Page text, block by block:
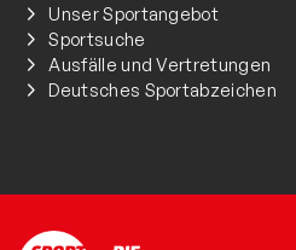
Unser Sportangebot
Sportsuche
Ausfälle und Vertretungen
Deutsches Sportabzeichen